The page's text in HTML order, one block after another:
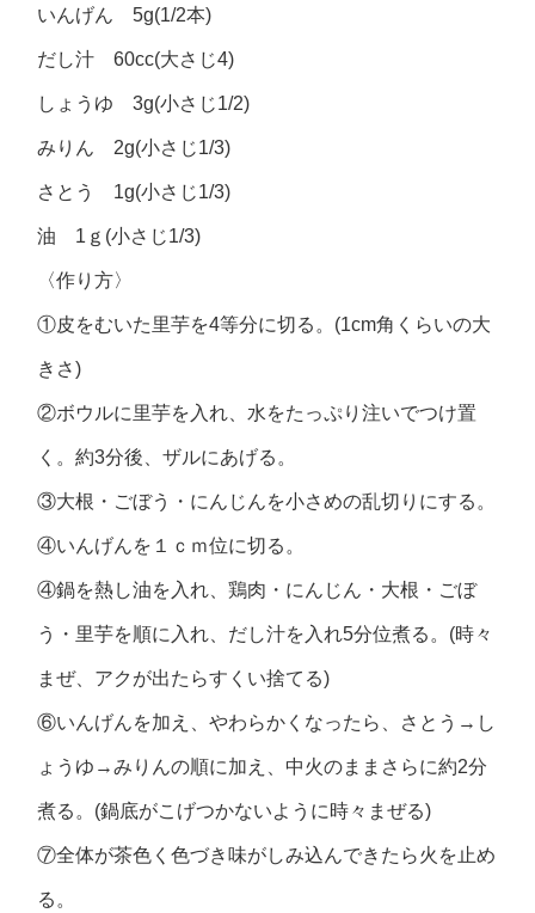
いんげん 5g(1/2本)
だし汁 60cc(大さじ4)
しょうゆ 3g(小さじ1/2)
みりん 2g(小さじ1/3)
さとう 1g(小さじ1/3)
油 1ｇ(小さじ1/3)
〈作り方〉
①皮をむいた里芋を4等分に切る。(1cm角くらいの大
きさ)
②ボウルに里芋を入れ、水をたっぷり注いでつけ置
く。約3分後、ザルにあげる。
③大根・ごぼう・にんじんを小さめの乱切りにする。
④いんげんを１ｃｍ位に切る。
④鍋を熱し油を入れ、鶏肉・にんじん・大根・ごぼ
う・里芋を順に入れ、だし汁を入れ5分位煮る。(時々
まぜ、アクが出たらすくい捨てる)
⑥いんげんを加え、やわらかくなったら、さとう→し
ょうゆ→みりんの順に加え、中火のままさらに約2分
煮る。(鍋底がこげつかないように時々まぜる)
⑦全体が茶色く色づき味がしみ込んできたら火を止め
る。